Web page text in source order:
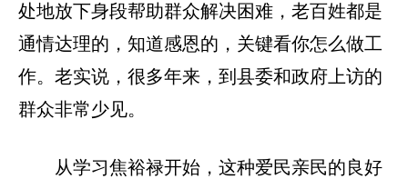
处地放下身段帮助群众解决困难，老百姓都是
通情达理的，知道感恩的，关键看你怎么做工
作。老实说，很多年来，到县委和政府上访的
群众非常少见。
从学习焦裕禄开始，这种爱民亲民的良好